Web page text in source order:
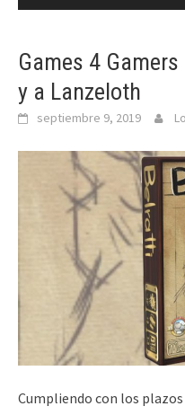
Games 4
y a Lanzeloth
septiembre 9, 2019
Cumpliendo con los